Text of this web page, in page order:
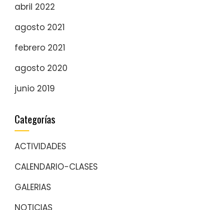
abril 2022
agosto 2021
febrero 2021
agosto 2020
junio 2019
Categorías
ACTIVIDADES
CALENDARIO-CLASES
GALERIAS
NOTICIAS